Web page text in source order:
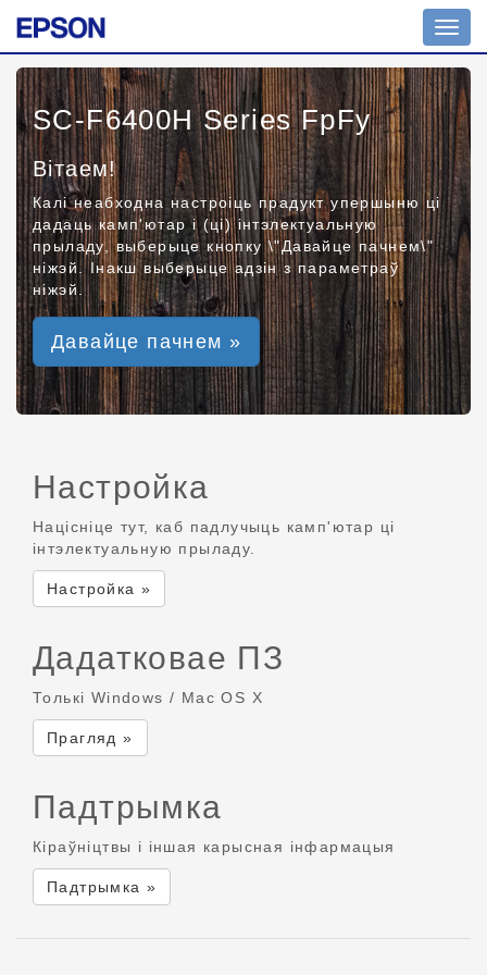
SC-F6400H Series FpFy
Вітаем!
Калі неабходна настроіць прадукт упершыню ці
дадаць камп'ютар і (ці) інтэлектуальную
прыладу, выберыце кнопку \"Давайце пачнем\"
ніжэй. Інакш выберыце адзін з параметраў
ніжэй.
Давайце пачнем »
Настройка
Націсніце тут, каб падлучыць камп'ютар ці
інтэлектуальную прыладу.
Настройка »
Дадатковае ПЗ
Толькі Windows / Mac OS X
Прагляд »
Падтрымка
Кіраўніцтвы і іншая карысная інфармацыя
Падтрымка »